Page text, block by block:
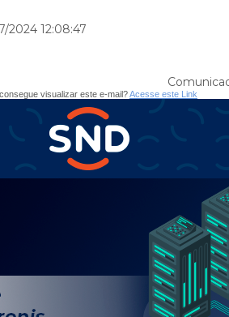
2024 12:08:47
visualizar este e-mail?Acesse este Link